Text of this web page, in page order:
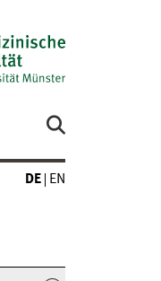
DE EN